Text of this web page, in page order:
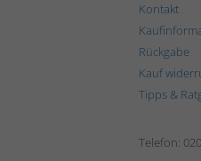
Kontakt
Rückgabe
Kauf
Tipps &
Telefon: